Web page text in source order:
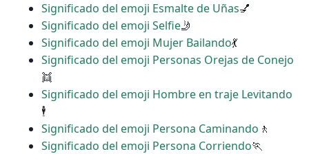
Significado del emoji Esmalte de Uñas💅
Significado del emoji Selfie🤳
Significado del emoji Mujer Bailando💃
Significado del emoji Personas Orejas de Conejo
👯
Significado del emoji Hombre en traje Levitando
🕴
Significado del emoji Persona Caminando 🚶
Significado del emoji Persona Corriendo🏃